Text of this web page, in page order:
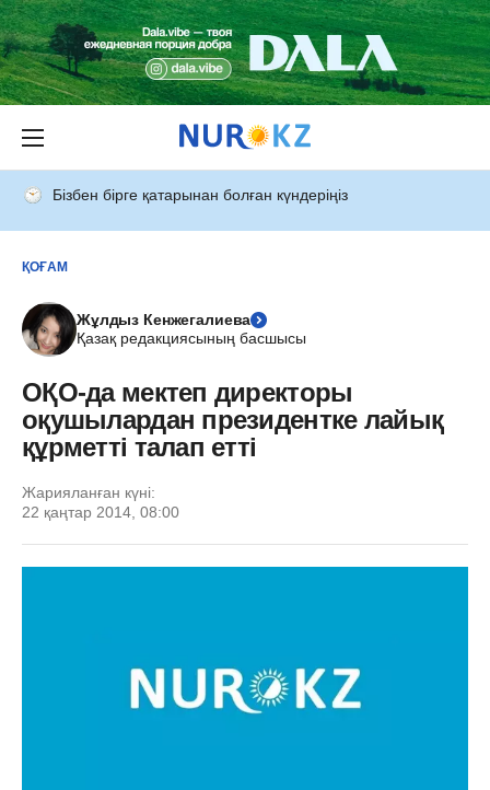
Бізбен бірге қатарынан болған күндеріңіз
ҚОҒАМ
Жұлдыз Кенжегалиева
Қазақ редакциясының басшысы
ОҚО-да мектеп директоры
оқушылардан президентке лайық
құрметті талап етті
Жарияланған күні:
22 қаңтар 2014, 08:00